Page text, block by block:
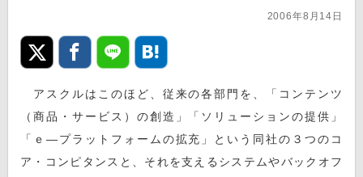
2006年8月14日
アスクルはこのほど、従来の各部門を、「コンテンツ
（商品・サービス）の創造」「ソリューションの提供」
「ｅ—プラットフォームの拡充」という同社の３つのコ
ア・コンピタンスと、それを支えるシステムやバックオフ